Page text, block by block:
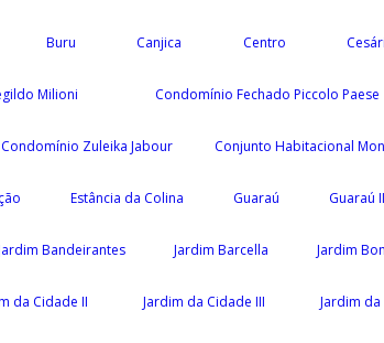
Buru Canjica Centro
Milioni Condomínio Fechado Piccolo Paese
Condomínio Zuleika Jabour Conjunto Habitacional
Estância da Colina Guaraú Guaraú II
Bandeirantes Jardim Barcella Jardim
da Cidade II Jardim da Cidade III Jardim